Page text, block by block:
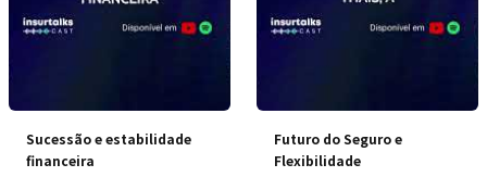
Sucessão e estabilidade
financeira
Futuro do Seguro e
Flexibilidade